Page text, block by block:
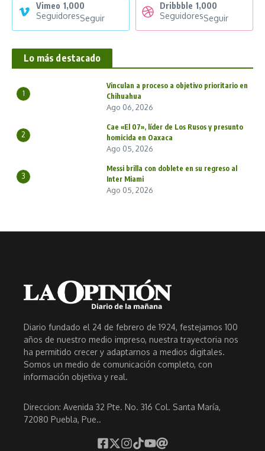
Vimeo 1,000
SeguidoresSeguir
Dribbble 1,000
SeguidoresSeguir
Lo más destacado
1
Vinculan a proceso a objetivo prioritario en
Chihuahua
Ago 06, 2026
2
Cae «El 07», líder de Los Rusos y presunto
homicida en Oaxaca
Ago 05, 2026
3
Messi brilla con doblete en su regreso al
Inter Miami
Ago 05, 2026
Diario fundado el 24 de febrero de 1924, festejamos 100
años de nuestro medio impreso, nuestra trayectoria nos
ha permitido crecer y adaptarnos a medios digitales.
Somos un medio de comunicación completo, con
información objetiva y real.
Direccion: Avenida 32 Pte. No. 316 Col. Santa María,
72080 Puebla, Pue..